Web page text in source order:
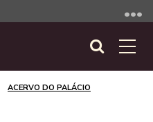
Abrir
ACERVO DO PALÁCIO